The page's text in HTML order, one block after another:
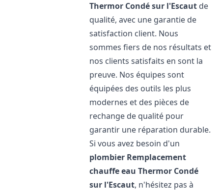
Thermor Condé sur l'Escaut de
qualité, avec une garantie de
satisfaction client. Nous
sommes fiers de nos résultats et
nos clients satisfaits en sont la
preuve. Nos équipes sont
équipées des outils les plus
modernes et des pièces de
rechange de qualité pour
garantir une réparation durable.
Si vous avez besoin d'un
plombier Remplacement
chauffe eau Thermor Condé
sur l'Escaut, n'hésitez pas à